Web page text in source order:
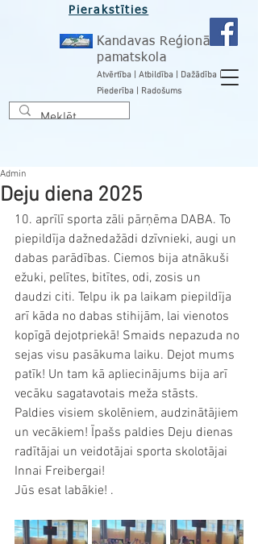
Pierakstīties
Kandavas Reģionālā
pamatskola
Atvērtība | Atbildība | Dažādība |
Piederība | Radošums
Deju diena 2025
Admin
10. aprīlī sporta zāli pārņēma DABA. To
piepildīja dažnedažādi dzīvnieki, augi un
dabas parādības. Ciemos bija atnākuši
ežuki, pelītes, bitītes, odi, zosis un
daudzi citi. Telpu ik pa laikam piepildīja
arī kāda no dabas stihijām, lai vienotos
kopīgā dejotpriekā! Smaids nepazuda no
sejas visu pasākuma laiku. Dejot mums
patīk! Un tam kā apliecinājums bija arī
vecāku sagatavotais meža stāsts.
Paldies visiem skolēniem, audzinātājiem
un vecākiem! Īpašs paldies Deju dienas
radītājai un veidotājai sporta skolotājai
Innai Freibergai!
Jūs esat labākie! .